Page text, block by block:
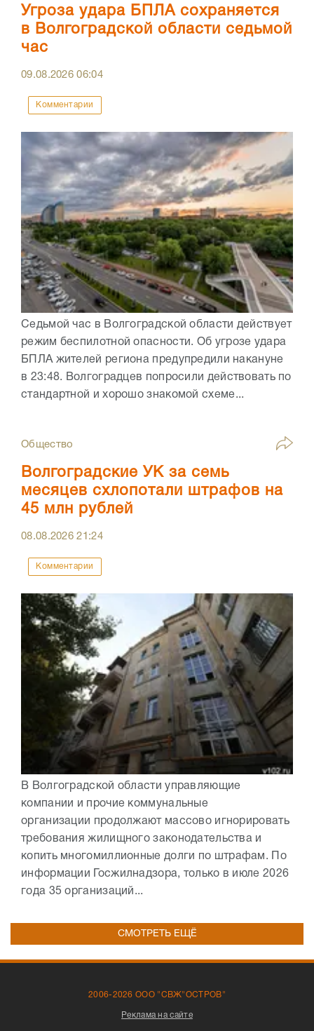
Угроза удара БПЛА сохраняется
в Волгоградской области седьмой
час
09.08.202606:04
Комментарии
Седьмой час в Волгоградской области действует
режим беспилотной опасности. Об угрозе удара
БПЛА жителей региона предупредили накануне
в 23:48. Волгоградцев попросили действовать по
стандартной и хорошо знакомой схеме...
Общество
Волгоградские УК за семь
месяцев схлопотали штрафов на
45 млн рублей
08.08.202621:24
Комментарии
В Волгоградской области управляющие
компании и прочие коммунальные
организации продолжают массово игнорировать
требования жилищного законодательства и
копить многомиллионные долги по штрафам. По
информации Госжилнадзора, только в июле 2026
года 35 организаций...
СМОТРЕТЬ ЕЩЁ
2006-2026 ООО "СВЖ"ОСТРОВ"
Реклама на сайте